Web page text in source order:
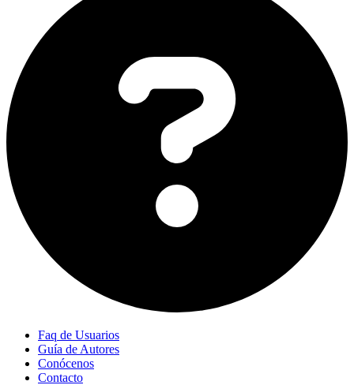
Faq de Usuarios
Guía de Autores
Conócenos
Contacto